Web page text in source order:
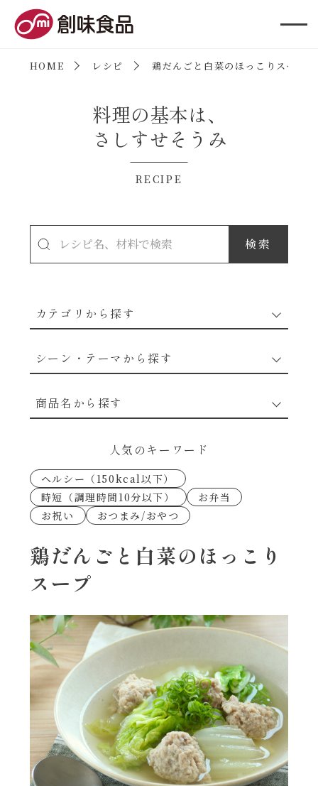
HOME レシピ 鶏だんごと白菜のほっこりスープ
料理の基本は、
さしすせそうみ
RECIPE
カテゴリから探す
穀物類のレシピ
果実のレシピ
シーン・テーマから探す
なんでも南蛮
考えるな、二代目で炒めろ！～○○の炒め物
朝シャン（ごはん派）
朝シャン（パン派）
ヘルシー（150kcal以下）
時短（調理時間10分以下）
お弁当
商品名から探す
あえるハコネーゼトマトバジル
あえるハコネーゼ高菜
あえるハコネーゼミートソース
あえるハコネーゼナポリタン
あえるハコネーゼジェノベーゼ
あえるハコネーゼペペロンチーノ
あえるハコネーゼたらこクリーム
人気のキーワード
ヘルシー（150kcal以下）
時短（調理時間10分以下）
お弁当
お祝い
おつまみ/おやつ
鶏だんごと白菜のほっこり
スープ